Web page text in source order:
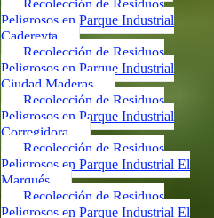
Recolección de Residuos
Peligrosos en Parque Industrial
Cadereyta
Recolección de Residuos
Peligrosos en Parque Industrial
Ciudad Maderas
Recolección de Residuos
Peligrosos en Parque Industrial
Corregidora
Recolección de Residuos
Peligrosos en Parque Industrial El
Marqués
Recolección de Residuos
Peligrosos en Parque Industrial El